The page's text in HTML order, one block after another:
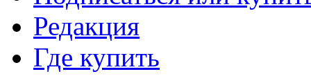
Редакция
Где купить